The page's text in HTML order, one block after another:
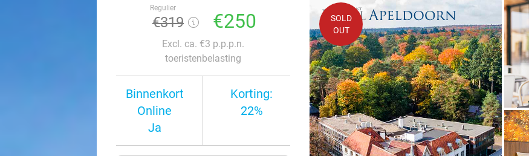
Regulier
€319 €250
Excl. ca. €3 p.p.p.n.
toeristenbelasting
Binnenkort
Online
Ja
Korting:
22%
SOLD
OUT